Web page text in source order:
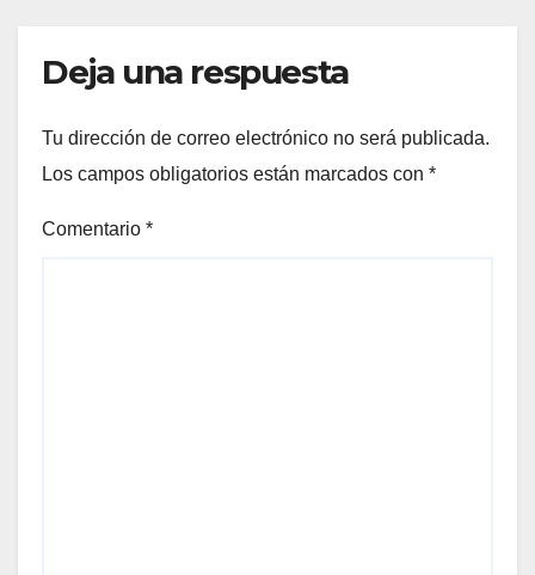
Deja una respuesta
Tu dirección de correo electrónico no será publicada.
Los campos obligatorios están marcados con *
Comentario *